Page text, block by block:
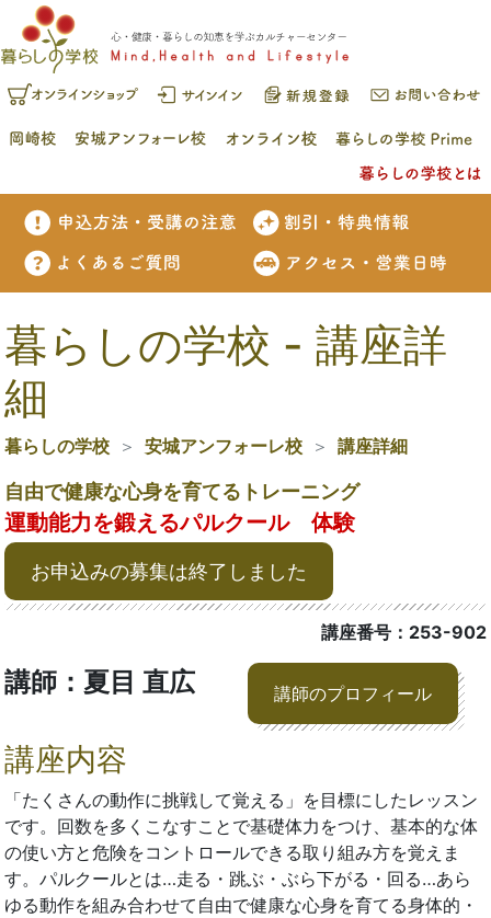
暮らしの学校 - 講座詳
細
暮らしの学校 安城アンフォーレ校 講座詳細
自由で健康な心身を育てるトレーニング
運動能力を鍛えるパルクール 体験
お申込みの募集は終了しました
講座番号：253-902
講師：夏目 直広 講師のプロフィール
講座内容
「たくさんの動作に挑戦して覚える」を目標にしたレッスン
です。回数を多くこなすことで基礎体力をつけ、基本的な体
の使い方と危険をコントロールできる取り組み方を覚えま
す。パルクールとは…走る・跳ぶ・ぶら下がる・回る…あら
ゆる動作を組み合わせて自由で健康な心身を育てる身体的・